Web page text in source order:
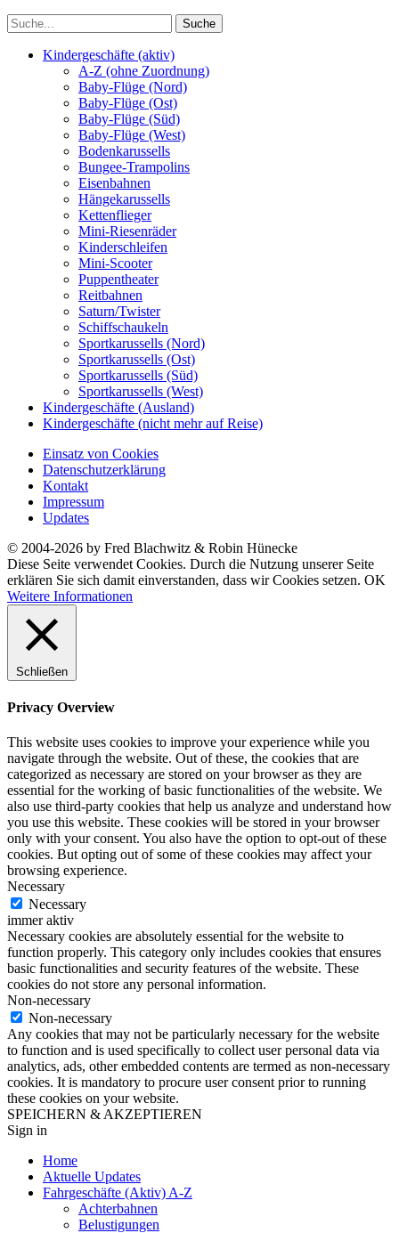
Kindergeschäfte (aktiv)
A-Z (ohne Zuordnung)
Baby-Flüge (Nord)
Baby-Flüge (Ost)
Baby-Flüge (Süd)
Baby-Flüge (West)
Bodenkarussells
Bungee-Trampolins
Eisenbahnen
Hängekarussells
Kettenflieger
Mini-Riesenräder
Kinderschleifen
Mini-Scooter
Puppentheater
Reitbahnen
Saturn/Twister
Schiffschaukeln
Sportkarussells (Nord)
Sportkarussells (Ost)
Sportkarussells (Süd)
Sportkarussells (West)
Kindergeschäfte (Ausland)
Kindergeschäfte (nicht mehr auf Reise)
Einsatz von Cookies
Datenschutzerklärung
Kontakt
Impressum
Updates
© 2004-2026 by Fred Blachwitz & Robin Hünecke
Diese Seite verwendet Cookies. Durch die Nutzung unserer Seite
erklären Sie sich damit einverstanden, dass wir Cookies setzen. OK
Weitere Informationen
Schließen
Privacy Overview
This website uses cookies to improve your experience while you
navigate through the website. Out of these, the cookies that are
categorized as necessary are stored on your browser as they are
essential for the working of basic functionalities of the website. We
also use third-party cookies that help us analyze and understand how
you use this website. These cookies will be stored in your browser
only with your consent. You also have the option to opt-out of these
cookies. But opting out of some of these cookies may affect your
browsing experience.
Necessary
Necessary
immer aktiv
Necessary cookies are absolutely essential for the website to
function properly. This category only includes cookies that ensures
basic functionalities and security features of the website. These
cookies do not store any personal information.
Non-necessary
Non-necessary
Any cookies that may not be particularly necessary for the website
to function and is used specifically to collect user personal data via
analytics, ads, other embedded contents are termed as non-necessary
cookies. It is mandatory to procure user consent prior to running
these cookies on your website.
SPEICHERN & AKZEPTIEREN
Sign in
Home
Aktuelle Updates
Fahrgeschäfte (Aktiv) A-Z
Achterbahnen
Belustigungen